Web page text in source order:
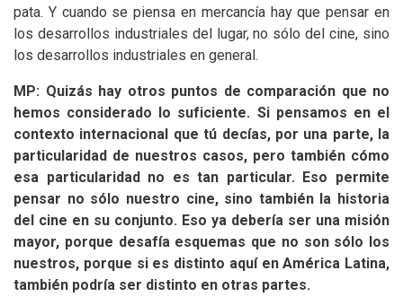
pata. Y cuando se piensa en mercancía hay que pensar en
los desarrollos industriales del lugar, no sólo del cine, sino
los desarrollos industriales en general.
MP: Quizás hay otros puntos de comparación que no
hemos considerado lo suficiente. Si pensamos en el
contexto internacional que tú decías, por una parte, la
particularidad de nuestros casos, pero también cómo
esa particularidad no es tan particular. Eso permite
pensar no sólo nuestro cine, sino también la historia
del cine en su conjunto. Eso ya debería ser una misión
mayor, porque desafía esquemas que no son sólo los
nuestros, porque si es distinto aquí en América Latina,
también podría ser distinto en otras partes.